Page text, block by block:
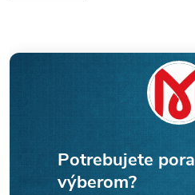
Potrebujete
výberom?